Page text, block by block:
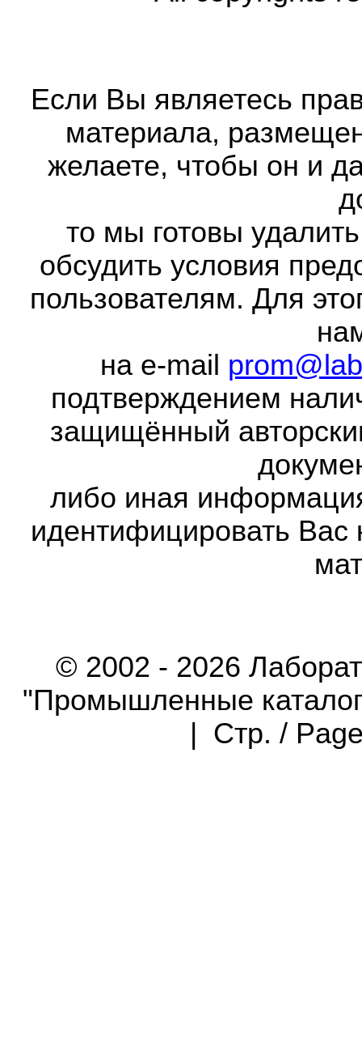
Если Вы являетесь
материала,
желаете, чтобы он и
то мы готовы
обсудить условия
пользователям. Для
на e-mail
подтверждением
защищённый
либо иная
идентифицировать Вас
© 2002 - 2026
"Промышленные
| Стр. /